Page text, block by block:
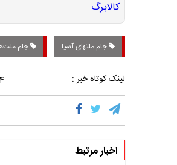
جام ملتهای آسیا جام
لینک کوتاه خبر :
اخبار مرتبط